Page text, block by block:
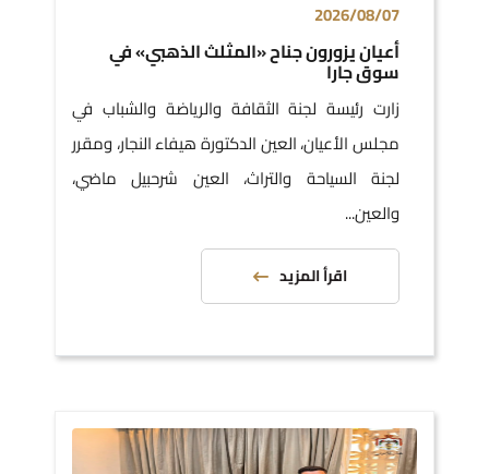
2026/08/07
أعيان يزورون جناح «المثلث الذهبي» في
سوق جارا
زارت رئيسة لجنة الثقافة والرياضة والشباب في
مجلس الأعيان، العين الدكتورة هيفاء النجار، ومقرر
لجنة السياحة والتراث، العين شرحبيل ماضي،
والعين...
اقرأ المزيد